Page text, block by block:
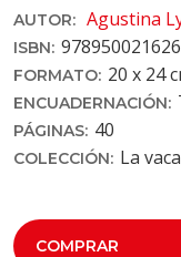
AUTOR: Agustina
ISBN:
FORMATO: 20 x 24
ENCUADERNACIÓN:
PÁGINAS: 40
COLECCIÓN: La
COMPRAR